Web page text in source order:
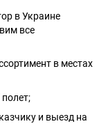
в Украине
все
в местах
и выезд на